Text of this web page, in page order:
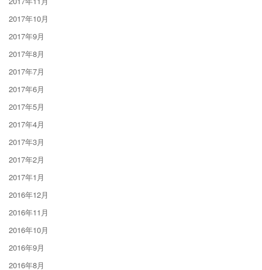
2017年10月
2017年9月
2017年8月
2017年7月
2017年6月
2017年5月
2017年4月
2017年3月
2017年2月
2017年1月
2016年12月
2016年11月
2016年10月
2016年9月
2016年8月